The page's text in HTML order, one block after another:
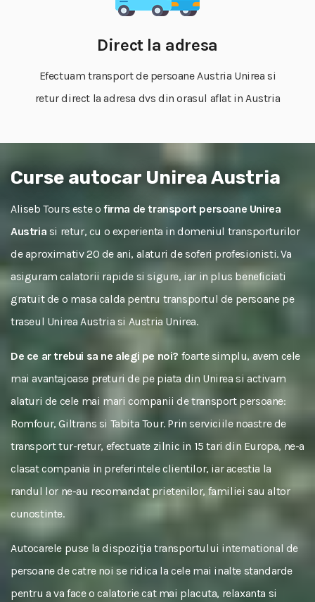
Direct la adresa
Efectuam transport de persoane Austria Unirea si
retur direct la adresa dvs din orasul aflat in Austria
Curse autocar Unirea Austria
Aliseb Tours este o firma de transport persoane Unirea
Austria si retur, cu o experienta in domeniul transporturilor
de aproximativ 20 de ani, alaturi de soferi profesionisti. Va
asiguram calatorii rapide si sigure, iar in plus beneficiati
gratuit de o masa calda pentru transportul de persoane pe
traseul Unirea Austria si Austria Unirea.
De ce ar trebui sa ne alegi pe noi? foarte simplu, avem cele
mai avantajoase preturi de pe piata din Unirea si activam
alaturi de cele mai mari companii de transport persoane:
Romfour, Giltrans si Tabita Tour. Prin serviciile noastre de
transport tur-retur, efectuate zilnic in 15 tari din Europa, ne-a
clasat compania in preferintele clientilor, iar acestia la
randul lor ne-au recomandat prietenilor, familiei sau altor
cunostinte.
Autocarele puse la dispoziția transportului international de
persoane de catre noi se ridica la cele mai inalte standarde
pentru a va face o calatorie cat mai placuta, relaxanta si